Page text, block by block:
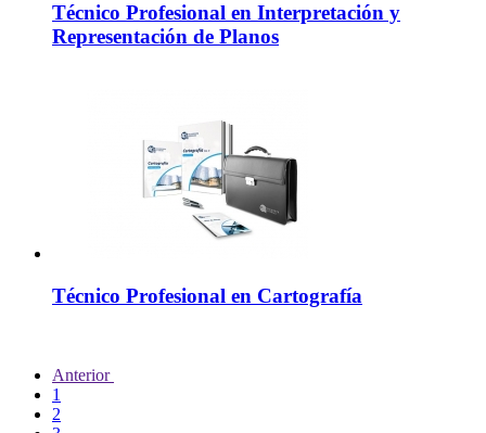
Técnico Profesional en Interpretación y
Representación de Planos
Técnico Profesional en Cartografía
Anterior
1
2